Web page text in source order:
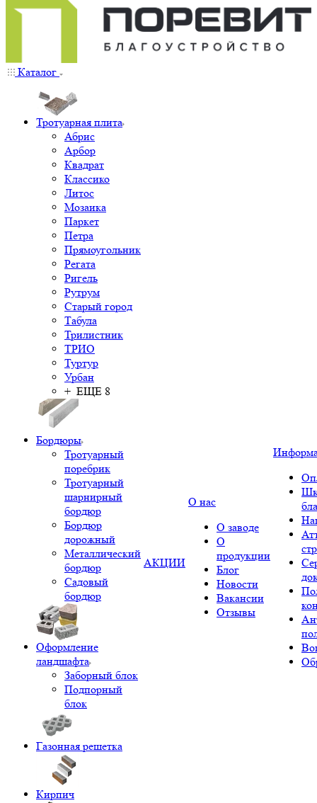
Каталог
Тротуарная плита
Абрис
Арбор
Квадрат
Классико
Литос
Мозаика
Паркет
Петра
Прямоугольник
Регата
Ригель
Рутрум
Старый город
Табула
Трилистник
ТРИО
Туртур
Урбан
+ ЕЩЕ 8
Бордюры
Тротуарный
поребрик
Тротуарный
шарнирный
бордюр
Бордюр
дорожный
Металлический
бордюр
Садовый
бордюр
Оформление
ландшафта
Заборный блок
Подпорный
блок
Газонная решетка
Кирпич
АКЦИИ
О нас
О заводе
О
продукции
Блог
Новости
Вакансии
Отзывы